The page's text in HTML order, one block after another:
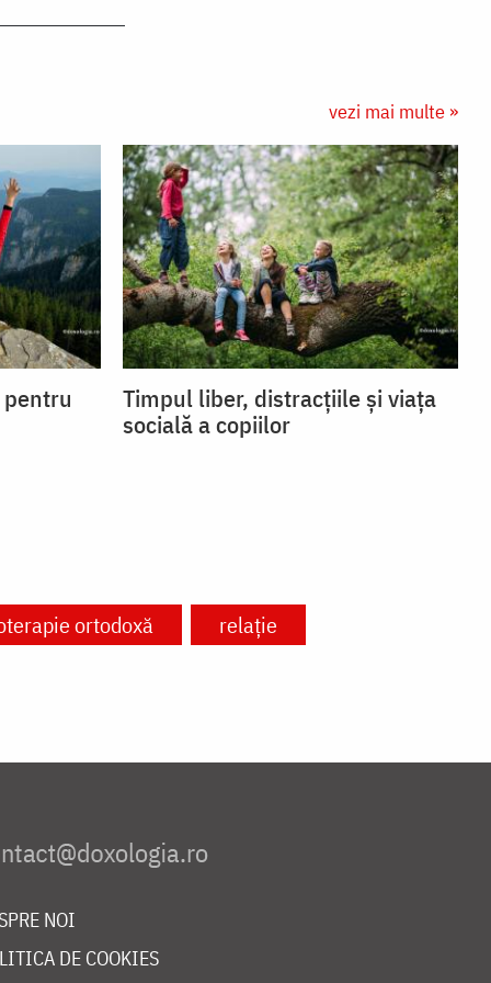
vezi mai multe »
Timpul liber, distracțiile și viața
socială a copiilor
ortodoxă relație
NOI
DE COOKIES